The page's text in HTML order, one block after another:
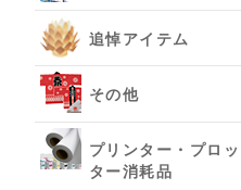
追悼アイテム
その他
プリンター・プロッ
ター消耗品